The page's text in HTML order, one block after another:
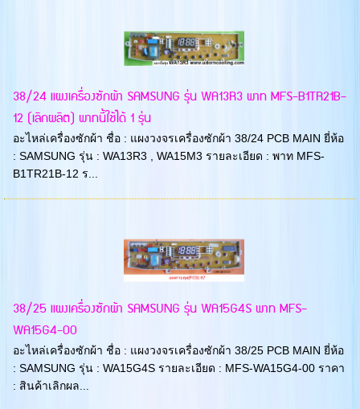
38/24 แผงเครื่องซักผ้า SAMSUNG รุ่น WA13R3 พาท MFS-B1TR21B-
12 (เลิกผลิต) พาทนี้ใช้ได้ 1 รุ่น
อะไหล่เครื่องซักผ้า ชื่อ : แผงวงจรเครื่องซักผ้า 38/24 PCB MAIN ยี่ห้อ
: SAMSUNG รุ่น : WA13R3 , WA15M3 รายละเอียด : พาท MFS-
B1TR21B-12 ร...
38/25 แผงเครื่องซักผ้า SAMSUNG รุ่น WA15G4S พาท MFS-
WA15G4-00
อะไหล่เครื่องซักผ้า ชื่อ : แผงวงจรเครื่องซักผ้า 38/25 PCB MAIN ยี่ห้อ
: SAMSUNG รุ่น : WA15G4S รายละเอียด : MFS-WA15G4-00 ราคา
: สินค้าเลิกผล...